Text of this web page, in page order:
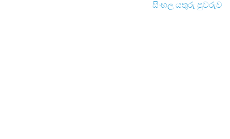
සිංහල යතුරු පුවරුව